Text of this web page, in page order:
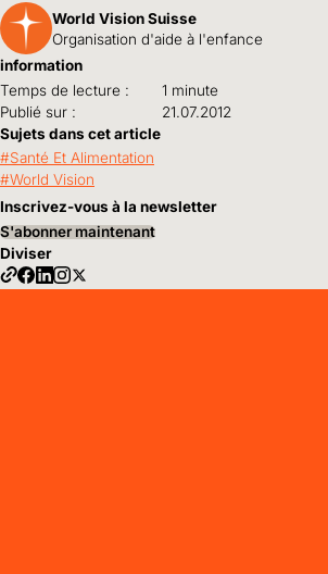
World Vision Suisse
Organisation d'aide à l'enfance
information
Temps de lecture :
1 minute
Publié sur :
21.07.2012
Sujets dans cet article
Santé Et Alimentation
World Vision
Inscrivez-vous à la newsletter
S'abonner maintenant
Diviser